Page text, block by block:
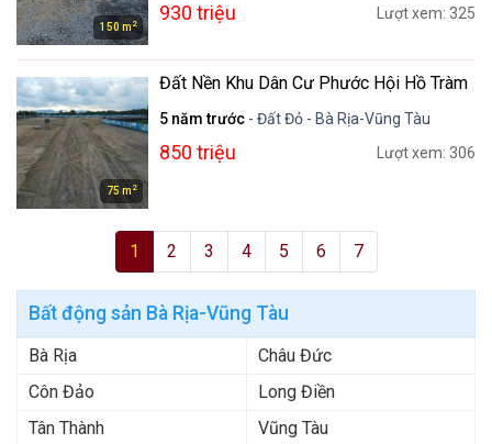
150 m 2 930 triệu Lượt xem: 325
75 m 2
Đất Nền Khu Dân Cư Phước Hội Hồ Tràm
5 năm trước - Đất Đỏ - Bà Rịa-Vũng Tàu
850 triệu Lượt xem: 306
1 2 3 4 5 6 7
Bất động sản Bà Rịa-Vũng Tàu
Bà Rịa
Châu Đức
Côn Đảo
Long Điền
Tân Thành
Vũng Tàu